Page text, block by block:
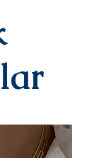
kargo
iletilir.
kişiye